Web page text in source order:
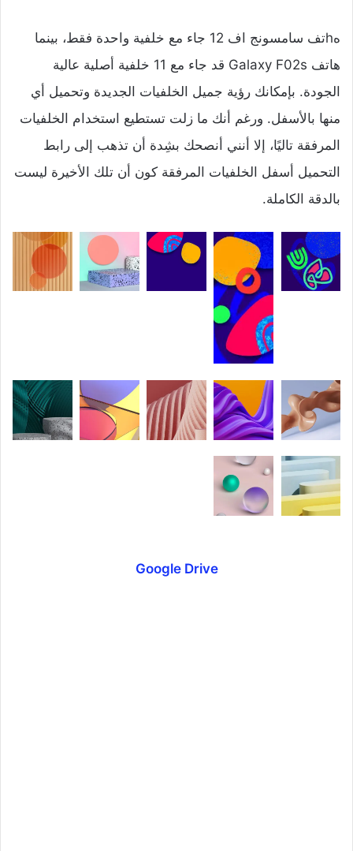
هhتف سامسونج اف 12 جاء مع خلفية واحدة فقط، بينما
هاتف Galaxy F02s قد جاء مع 11 خلفية أصلية عالية
الجودة. بإمكانك رؤية جميل الخلفيات الجديدة وتحميل أي
منها بالأسفل. ورغم أنك ما زلت تستطيع استخدام الخلفيات
المرفقة تاليًا، إلا أنني أنصحك بشِدة أن تذهب إلى رابط
التحميل أسفل الخلفيات المرفقة كون أن تلك الأخيرة ليست
بالدقة الكاملة.
Google Drive